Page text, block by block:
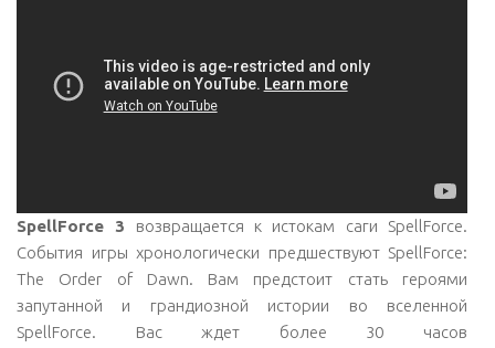
SpellForce 3 возвращается к истокам саги SpellForce.
События игры хронологически предшествуют SpellForce:
The Order of Dawn. Вам предстоит стать героями
запутанной и грандиозной истории во вселенной
SpellForce. Вас ждет более 30 часов